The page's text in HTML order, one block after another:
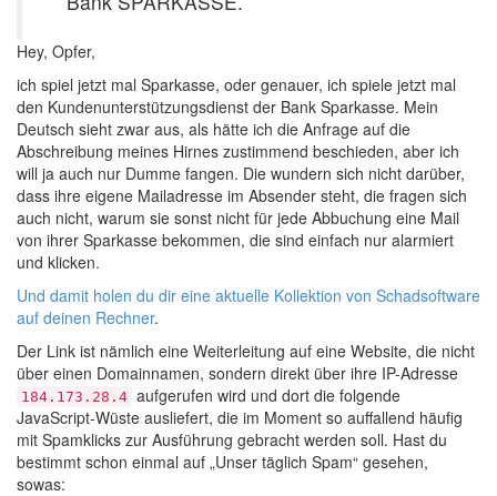
Hey, Opfer,
ich spiel jetzt mal Sparkasse, oder genauer, ich spiele jetzt mal
den Kundenunterstützungsdienst der Bank Sparkasse. Mein
Deutsch sieht zwar aus, als hätte ich die Anfrage auf die
Abschreibung meines Hirnes zustimmend beschieden, aber ich
will ja auch nur Dumme fangen. Die wundern sich nicht darüber,
dass ihre eigene Mailadresse im Absender steht, die fragen sich
auch nicht, warum sie sonst nicht für jede Abbuchung eine Mail
von ihrer Sparkasse bekommen, die sind einfach nur alarmiert
und klicken.
Und damit holen du dir eine aktuelle Kollektion von Schadsoftware
auf deinen Rechner.
Der Link ist nämlich eine Weiterleitung auf eine Website, die nicht
über einen Domainnamen, sondern direkt über ihre IP-Adresse
184.173.28.4 aufgerufen wird und dort die folgende
JavaScript-Wüste ausliefert, die im Moment so auffallend häufig
mit Spamklicks zur Ausführung gebracht werden soll. Hast du
bestimmt schon einmal auf „Unser täglich Spam“ gesehen,
sowas: